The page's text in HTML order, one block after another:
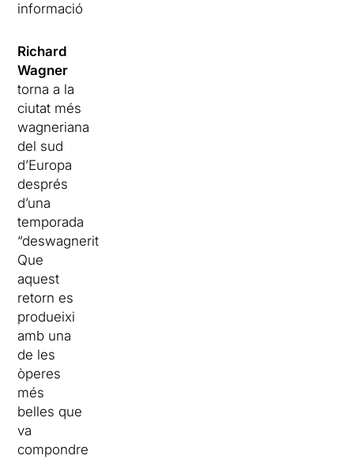
informació
Richard
Wagner
torna a la
ciutat més
wagneriana
del sud
d’Europa
després
d’una
temporada
“deswagneritzada”.
Que
aquest
retorn es
produeixi
amb una
de les
òperes
més
belles que
va
compondre